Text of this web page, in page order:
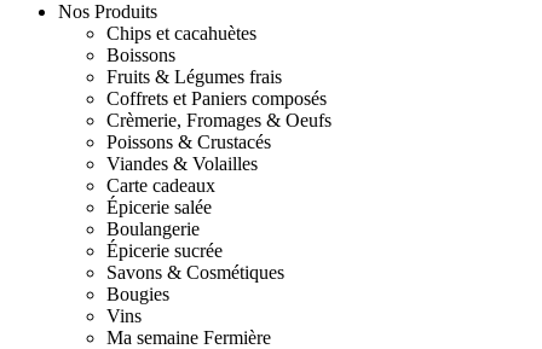
Nos Produits
Chips et cacahuètes
Boissons
Fruits & Légumes frais
Coffrets et Paniers composés
Crèmerie, Fromages & Oeufs
Poissons & Crustacés
Viandes & Volailles
Carte cadeaux
Épicerie salée
Boulangerie
Épicerie sucrée
Savons & Cosmétiques
Bougies
Vins
Ma semaine Fermière